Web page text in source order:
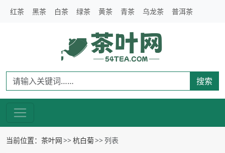
红茶 黑茶 白茶 绿茶 黄茶 青茶 乌龙茶 普洱茶
搜索
当前位置： 茶叶网 杭白菊 列表